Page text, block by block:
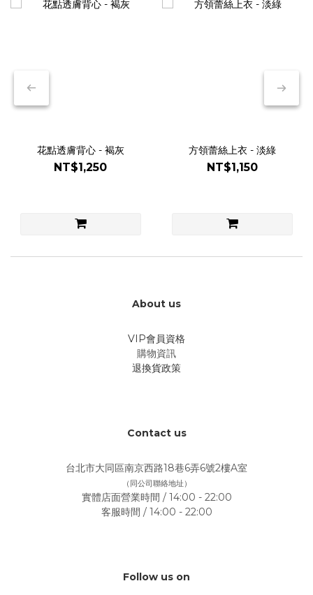
花點透膚背心 - 褐灰
NT$1,250
方領蕾絲上衣 - 淡綠
NT$1,150
About us
VIP會員資格
購物資訊
退換貨政策
Contact us
台北市大同區南京西路18巷6弄6號2樓A室
（同公司聯絡地址）
實體店面營業時間 / 14:00 - 22:00
客服時間 / 14:00 - 22:00
Follow us on